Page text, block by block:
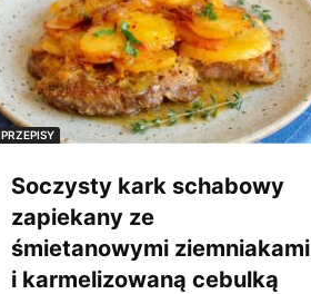
PRZEPISY
Soczysty kark schabowy
zapiekany ze
śmietanowymi ziemniakami
i karmelizowaną cebulką